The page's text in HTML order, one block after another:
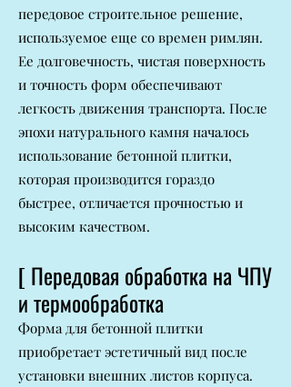
передовое строительное решение,
используемое еще со времен римлян.
Ее долговечность, чистая поверхность
и точность форм обеспечивают
легкость движения транспорта. После
эпохи натурального камня началось
использование бетонной плитки,
которая производится гораздо
быстрее, отличается прочностью и
высоким качеством.
[ Передовая обработка на ЧПУ
и термообработка
Форма для бетонной плитки
приобретает эстетичный вид после
установки внешних листов корпуса.